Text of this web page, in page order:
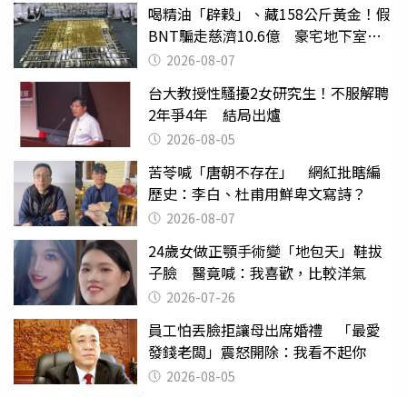
喝精油「辟穀」、藏158公斤黃金！假
BNT騙走慈濟10.6億 豪宅地下室竟
挖出乾鮑金庫
2026-08-07
台大教授性騷擾2女研究生！不服解聘
2年爭4年 結局出爐
2026-08-05
苦苓喊「唐朝不存在」 網紅批瞎編
歷史：李白、杜甫用鮮卑文寫詩？
2026-08-07
24歲女做正顎手術變「地包天」鞋拔
子臉 醫竟喊：我喜歡，比較洋氣
2026-07-26
員工怕丟臉拒讓母出席婚禮 「最愛
發錢老闆」震怒開除：我看不起你
2026-08-05